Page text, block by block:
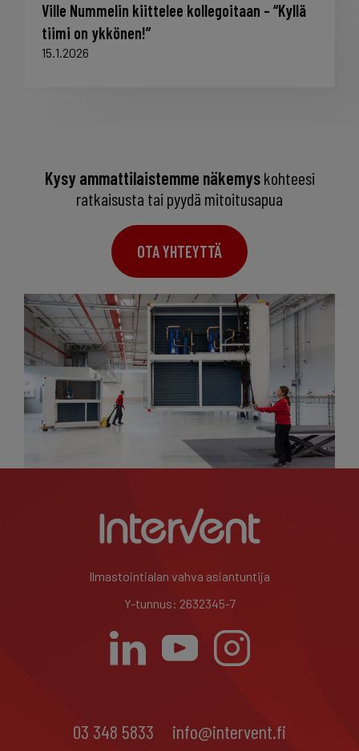
Ville Nummelin kiittelee kollegoitaan – “Kyllä
tiimi on ykkönen!”
15.1.2026
Kysy ammattilaistemme näkemyskohteesi
ratkaisusta tai pyydä mitoitusapua
OTA YHTEYTTÄ
Ilmastointialan vahva asiantuntija
Y-tunnus: 2632345-7
03 348 5833 info@intervent.fi